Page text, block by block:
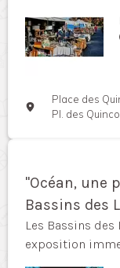
Place des
Pl. des
"Océan, une
Bassins des
Les Bassins
exposition